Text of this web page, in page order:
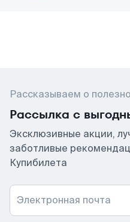
Рассказываем о
Рассылка с
Эксклюзивные акции,
заботливые
Купибилета
Электронная почта